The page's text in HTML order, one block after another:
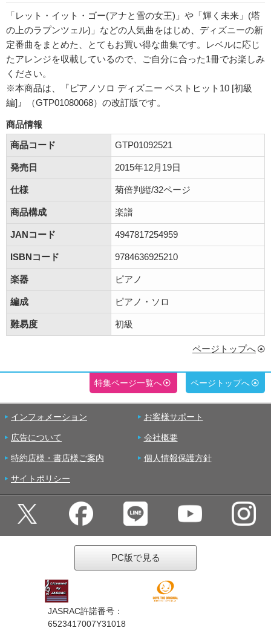
「レット・イット・ゴー(アナと雪の女王)」や「輝く未来」(塔
の上のラプンツェル)」などの人気曲をはじめ、ディズニーの新
定番曲をまとめた、とてもお買い得な曲集です。レベルに応じ
たアレンジを収載しているので、ご自分に合った1冊でお楽しみ
ください。
※本商品は、『ピアノソロ ディズニー ベストヒット10 [初級
編]』（GTP01080068）の改訂版です。
商品情報
商品コード
GTP01092521
発売日 2015年12月19日
仕様 菊倍判縦/32ページ
商品構成 楽譜
JANコード 4947817254959
ISBNコード 9784636925210
楽器 ピアノ
編成 ピアノ・ソロ
難易度 初級
ページトップへ
特集ページ一覧へ ページトップへ
インフォメーション お客様サポート
広告について 会社概要
特約店様・書店様ご案内 個人情報保護方針
サイトポリシー
PC版で見る
JASRAC許諾番号：
6523417007Y31018